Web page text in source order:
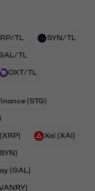
TL SYN/TL
TL
OXT/TL
(STG)
Xai (XAI)
(GAL)